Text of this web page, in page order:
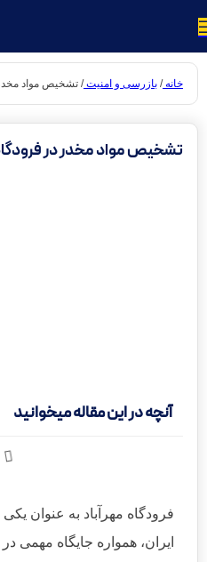
خانه بازرسی و امنیت تشخیص مواد مخدر
تشخیص مواد مخدر در
آنچه در این مقاله میخوانید
فرودگاه مهرآباد به عنوان
ایران، همواره جایگاه مهمی